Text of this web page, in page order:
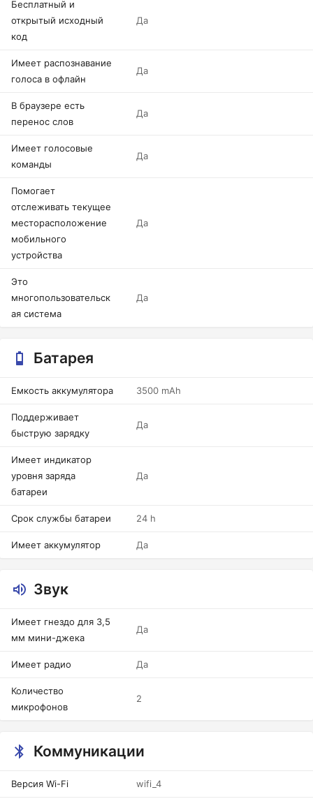
Бесплатный и
открытый исходный
код
Да
Имеет распознавание
голоса в офлайн
Да
В браузере есть
перенос слов
Да
Имеет голосовые
команды
Да
Помогает
отслеживать текущее
месторасположение
мобильного
устройства
Да
Это
многопользовательск
ая система
Да
Батарея
Емкость аккумулятора 3500 mAh
Поддерживает
быструю зарядку
Да
Имеет индикатор
уровня заряда
батареи
Да
Срок службы батареи 24 h
Имеет аккумулятор Да
Звук
Имеет гнездо для 3,5
мм мини-джека
Да
Имеет радио Да
Количество
микрофонов
2
Коммуникации
Версия Wi-Fi wifi_4